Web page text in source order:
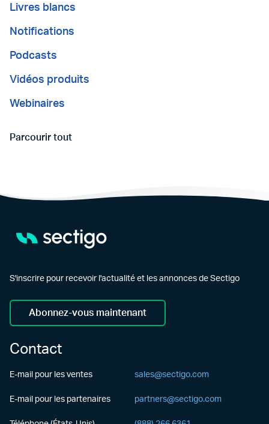
Livres blancs
Notifications
Podcasts
Vidéos produits
Webinaires
Parcourir tout
S'inscrire pour recevoir l'actualité et les annonces de Sectigo
Abonnez-vous maintenant
Contact
E-mail pour les ventes sales@sectigo.com
E-mail pour les partenaires partners@sectigo.com